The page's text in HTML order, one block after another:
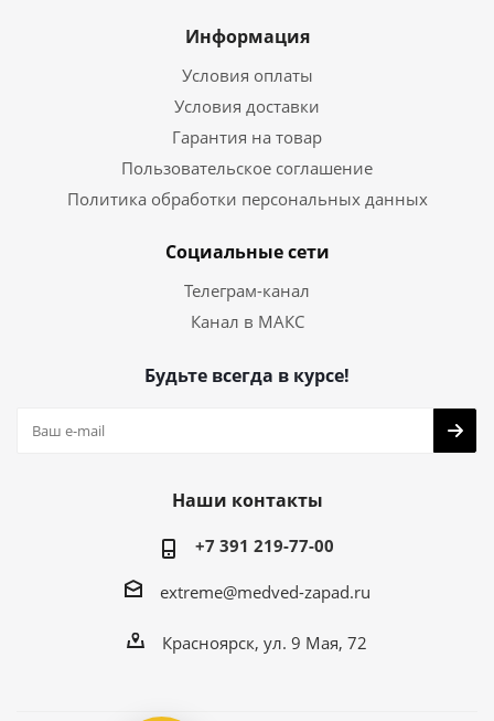
Информация
Условия оплаты
Условия доставки
Гарантия на товар
Пользовательское соглашение
Политика обработки персональных данных
Социальные сети
Телеграм-канал
Канал в МАКС
Будьте всегда в курсе!
Наши контакты
+7 391 219-77-00
extreme@medved-zapad.ru
Красноярск, ул. 9 Мая, 72